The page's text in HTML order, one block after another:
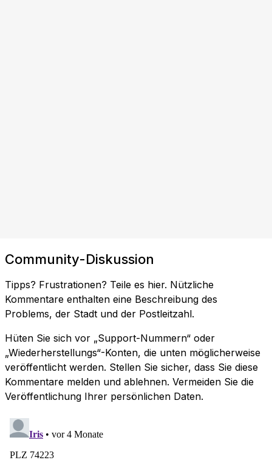
Community-Diskussion
Tipps? Frustrationen? Teile es hier. Nützliche
Kommentare enthalten eine Beschreibung des
Problems, der Stadt und der Postleitzahl.
Hüten Sie sich vor „Support-Nummern“ oder
„Wiederherstellungs“-Konten, die unten möglicherweise
veröffentlicht werden. Stellen Sie sicher, dass Sie diese
Kommentare melden und ablehnen. Vermeiden Sie die
Veröffentlichung Ihrer persönlichen Daten.